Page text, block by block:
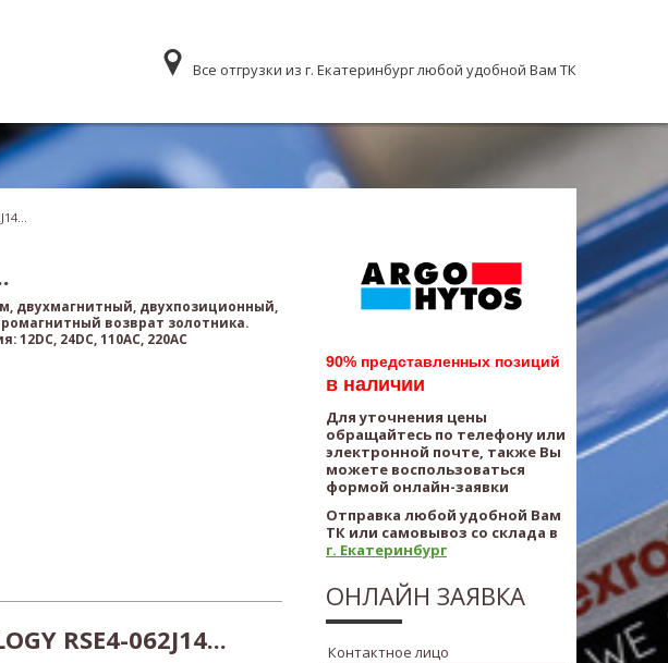
Все отгрузки из г. Екатеринбург любой удобной Вам ТК
двухмагнитный, двухпозиционный,
возврат золотника.
24DC, 110AC, 220AC
RSE4-062J14...
90% представленных позиций
в наличии
Для уточнения цены
обращайтесь по телефону или
электронной почте, также Вы
можете воспользоваться
формой онлайн-заявки
Отправка любой удобной Вам
ТК или самовывоз со склада в
г. Екатеринбург
ОНЛАЙН ЗАЯВКА
Контактное лицо